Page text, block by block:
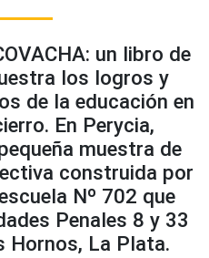
un libro de
los logros y
de la educación en
En Perycia,
muestra de
construida por
Nº 702 que
Penales 8 y 33
Hornos, La Plata.